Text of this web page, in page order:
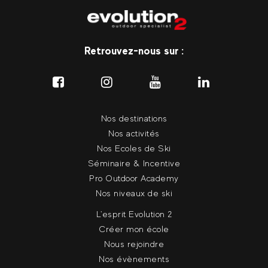
Retrouvez-nous sur :
Nos destinations
Nos activités
Nos Ecoles de Ski
Séminaire & Incentive
Pro Outdoor Academy
Nos niveaux de ski
L'esprit Evolution 2
Créer mon école
Nous rejoindre
Nos évènements